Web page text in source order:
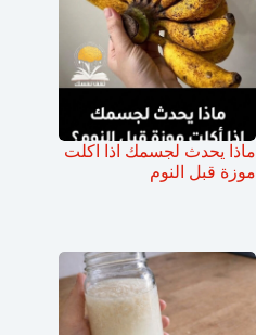
ماذا يحدث لجسمك اذا اكلت
موزة قبل النوم